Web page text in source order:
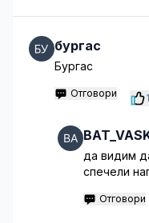
бургас
Бургас
Отговори 1
да видим
спечели
Отговори